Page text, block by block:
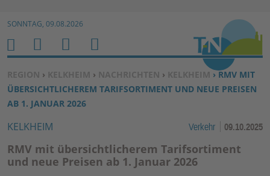
Zum Inhalt springen ↓
SONNTAG, 09.08.2026
SIE BEFINDEN SICH HIER:
REGION › KELKHEIM › NACHRICHTEN › KELKHEIM › RMV MIT
ÜBERSICHTLICHEREM TARIFSORTIMENT UND NEUE PREISEN
AB 1. JANUAR 2026
KELKHEIM Verkehr 09.10.2025
RMV mit übersichtlicherem Tarifsortiment
und neue Preisen ab 1. Januar 2026
H
O
M
E
M
E
N
U
S
U
C
H
B
E
N
E
R